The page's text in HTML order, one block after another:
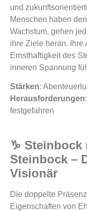
und
Menschen haben
Wachstum, gehen
ihre Ziele heran. Ihre
Ernsthaftigkeit des
inneren Spannung
Stärken:
Herausforderungen
festgefahren
♑ Steinbock
Steinbock –
Visionär
Die doppelte
Eigenschaften von